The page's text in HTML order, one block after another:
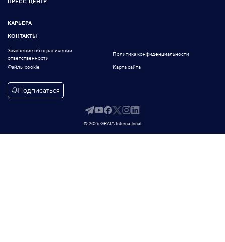
КАРЬЕРА
КОНТАКТЫ
Заявление об ограничении
ответственности
Политика конфиденциальности
Файлы cookie Карта сайта
Подписаться
© 2026 GRATA International